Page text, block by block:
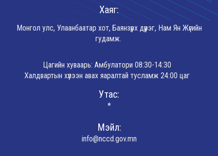
Хаяг:
Монгол улс, Улаанбаатар хот, Баянзүрх дүүрэг, Нам Ян Жүгийн
гудамж.
Цагийн хуваарь: Амбулатори 08:30-14:30
Халдвартын хүлээн авах яаралтай тусламж 24:00 цаг
Утас:
*
Мэйл:
info@nccd.gov.mn